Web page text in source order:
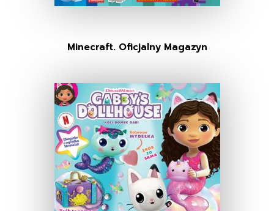
Minecraft. Oficjalny Magazyn